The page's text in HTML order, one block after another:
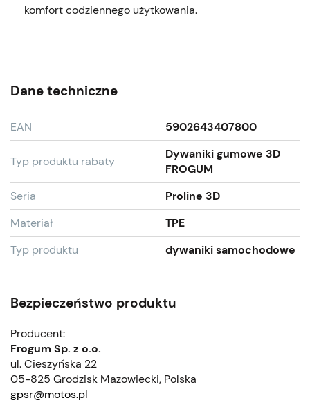
komfort codziennego użytkowania.
Dane techniczne
EAN 5902643407800
Typ produktu rabaty
Dywaniki gumowe 3D
FROGUM
Seria
Proline 3D
Materiał
TPE
Typ produktu
dywaniki samochodowe
Bezpieczeństwo produktu
Producent:
Frogum Sp. z o.o.
ul. Cieszyńska 22
05-825 Grodzisk Mazowiecki, Polska
gpsr@motos.pl